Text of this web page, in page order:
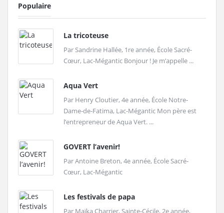
Populaire
La tricoteuse
Par Sandrine Hallée, 1re année, École Sacré-
Cœur, Lac-Mégantic Bonjour ! Je m’appelle ...
Aqua Vert
Par Henry Cloutier, 4e année, École Notre-
Dame-de-Fatima, Lac-Mégantic Mon père est
l’entrepreneur de Aqua Vert. ...
GOVERT l’avenir!
Par Antoine Breton, 4e année, École Sacré-
Cœur, Lac-Mégantic
Les festivals de papa
Par Maïka Charrier, Sainte-Cécile, 2e année,